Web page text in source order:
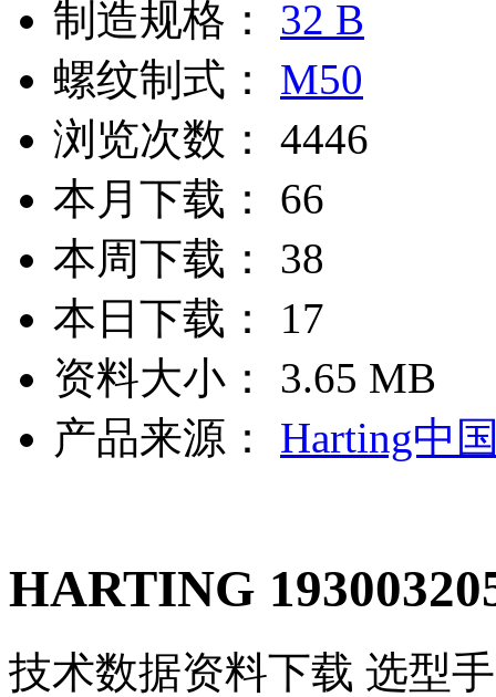
制造规格：
32 B
螺纹制式：
M50
浏览次数：
4446
本月下载：
66
本周下载：
38
本日下载：
17
资料大小：
3.65 MB
产品来源：
Harting中
HARTING
技术数据资料下载 选型